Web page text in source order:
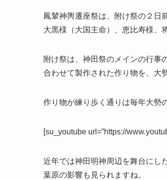
鳳輦神輿遷座祭は、附け祭の２日
大黒様（大国主命）、恵比寿様、
附け祭は、神田祭のメインの行事
合わせて製作された作り物を、大
作り物が練り歩く通りは毎年大勢
[su_youtube url=”https://
近年では神田明神周辺を舞台にし
葉原の影響も見られますね。